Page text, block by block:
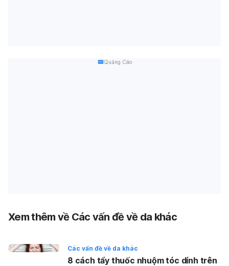
Quảng Cáo
Xem thêm về Các vấn đề về da khác
Các vấn đề về da khác
8 cách tẩy thuốc nhuộm tóc dính trên